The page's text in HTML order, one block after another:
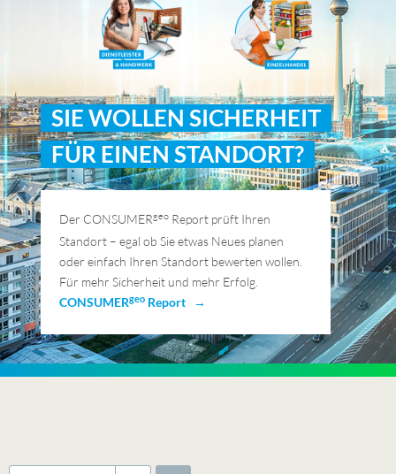
Der CONSUMERgeo Report prüft Ihren
Standort – egal ob Sie etwas Neues planen
oder einfach Ihren Standort bewerten wollen.
Für mehr Sicherheit und mehr Erfolg.
CONSUMERgeo Report →
FÜR EINEN STANDORT?
SIE WOLLEN SICHERHEIT